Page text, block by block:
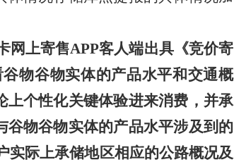
网上寄售APP客人端出具《竞价寄
物谷物实体的产品水平和交通概
个性化关键体验进来消费，并承
物谷物实体的产品水平涉及到的
实际上承储地区相应的公路概况及